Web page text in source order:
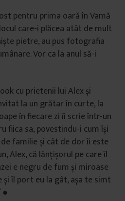
pentru prima oară în Vamă
care-i plăcea atât de mult
pietre, au pus fotografia
Vor ca la anul să-i
cu prietenii lui Alex și
la un grătar în curte, la
în fiecare zi îi scrie într-un
fiica sa, povestindu-i cum își
familie și cât de dor îi este
Alex, că lănțișorul pe care îl
e negru de fum și miroase
îl port eu la gât, așa te simt